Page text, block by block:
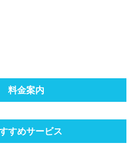
料金案内
すめサービス